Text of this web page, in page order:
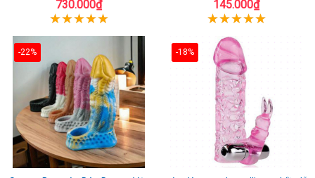
730.000₫ 145.000₫
-22% -18%